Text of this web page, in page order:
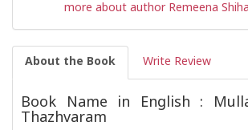
more about author Remeena
About the Book Write Review
Book Name in English :
Thazhvaram